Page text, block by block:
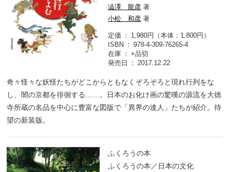
澁澤 龍彦 著
小松 和彦 著
定価
1,980円（本体：1,800円）
ISBN
978-4-309-76265-4
在庫
×品切
発売日
2017.12.22
奇々怪々な妖怪たちがどこからともなくぞろぞろと現れ行列をな
し、闇の京都を徘徊する……。日本のお化け画の驚嘆の源流を大徳
寺所蔵の名品を中心に豊富な図版で「異界の達人」たちが紹介。待
望の新装版。
ふくろうの本
ふくろうの本／日本の文化